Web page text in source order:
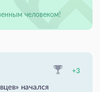
человеком!
+3
начался